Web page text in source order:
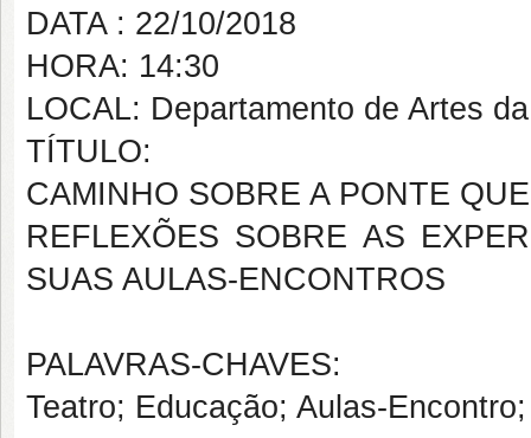
DATA : 22/10/2018
HORA: 14:30
LOCAL: Departamento de Artes
TÍTULO:
CAMINHO SOBRE A PONTE
REFLEXÕES SOBRE AS
SUAS AULAS-ENCONTROS
PALAVRAS-CHAVES:
Teatro; Educação; Aulas-